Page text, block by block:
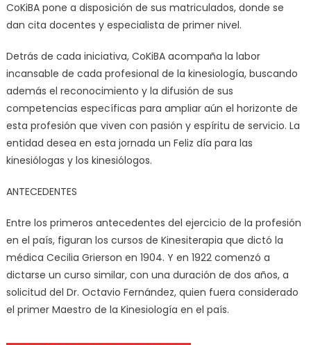
CoKiBA pone a disposición de sus matriculados, donde se
dan cita docentes y especialista de primer nivel.
Detrás de cada iniciativa, CoKiBA acompaña la labor
incansable de cada profesional de la kinesiología, buscando
además el reconocimiento y la difusión de sus
competencias específicas para ampliar aún el horizonte de
esta profesión que viven con pasión y espíritu de servicio. La
entidad desea en esta jornada un Feliz día para las
kinesiólogas y los kinesiólogos.
ANTECEDENTES
Entre los primeros antecedentes del ejercicio de la profesión
en el país, figuran los cursos de Kinesiterapia que dictó la
médica Cecilia Grierson en 1904. Y en 1922 comenzó a
dictarse un curso similar, con una duración de dos años, a
solicitud del Dr. Octavio Fernández, quien fuera considerado
el primer Maestro de la Kinesiología en el país.